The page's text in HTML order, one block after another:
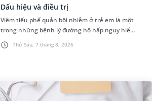
Thứ Sáu, 7 tháng 8, 2026
Dấu hiệu và điều trị
Viêm tiểu phế quản bội nhiễm ở trẻ em là một
trong những bệnh lý đường hô hấp nguy hiểm,
thường bùng phát vào thời điểm giao mùa. Khi
những tổn thương ban đầ...